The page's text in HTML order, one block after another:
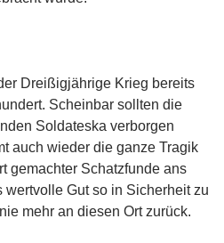
Dreißigjährige Krieg bereits
Scheinbar sollten die
Soldateska verborgen
auch wieder die ganze Tragik
gemachter Schatzfunde ans
wertvolle Gut so in Sicherheit zu
mehr an diesen Ort zurück.